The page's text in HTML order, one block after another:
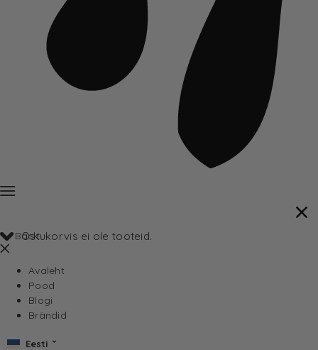
Ostukorvis ei ole tooteid.
Back
Avaleht
Pood
Blogi
Brändid
Eesti